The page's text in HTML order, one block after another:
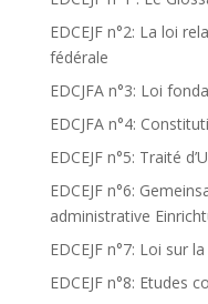
EDCEJF n°2: La loi
fédérale
EDCJFA n°3: Loi
EDCJFA n°4:
EDCEJF n°5: Traité
EDCEJF n°6:
administrative
EDCEJF n°7: Loi sur
EDCEJF n°8: Etudes